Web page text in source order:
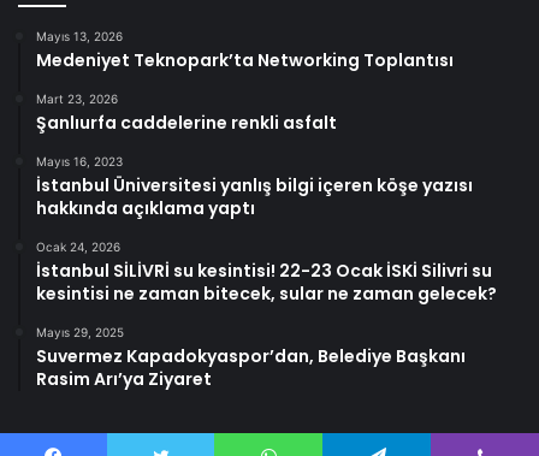
Mayıs 13, 2026
Medeniyet Teknopark’ta Networking Toplantısı
Mart 23, 2026
Şanlıurfa caddelerine renkli asfalt
Mayıs 16, 2023
İstanbul Üniversitesi yanlış bilgi içeren köşe yazısı
hakkında açıklama yaptı
Ocak 24, 2026
İstanbul SİLİVRİ su kesintisi! 22-23 Ocak İSKİ Silivri su
kesintisi ne zaman bitecek, sular ne zaman gelecek?
Mayıs 29, 2025
Suvermez Kapadokyaspor’dan, Belediye Başkanı
Rasim Arı’ya Ziyaret